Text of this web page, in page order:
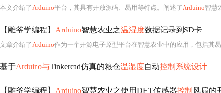
本文介绍了Arduino平台，其具有开放源码、易用等特点。阐述了Arduino智慧
【雕爷学编程】 Arduino智慧农业之温湿度数据记录到SD卡
文章介绍了Arduino作为一个开源电子原型平台在智慧农业中的应用，包括其易用性、
基于Arduino与Tinkercad仿真的粮仓温湿度自动控制系统设计
【雕爷学编程】 Arduino智慧农业之使用DHT传感器控制 风扇的